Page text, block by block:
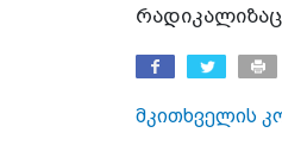
მკითხველის